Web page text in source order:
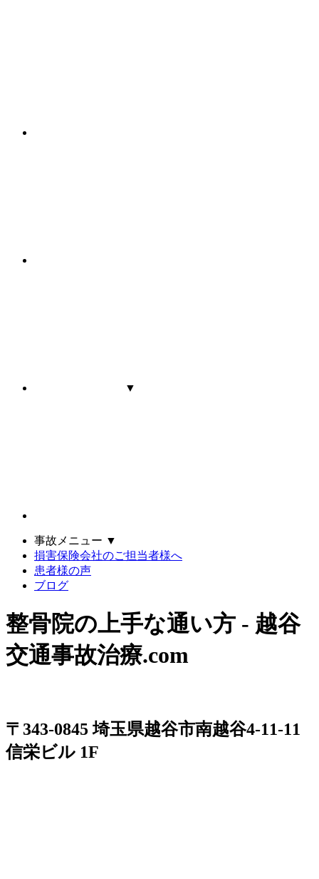
▼
事故メニュー ▼
損害保険会社のご担当者様へ
患者様の声
ブログ
整骨院の上手な通い方 - 越谷
交通事故治療.com
〒343-0845 埼玉県越谷市南越谷4-11-11
信栄ビル 1F